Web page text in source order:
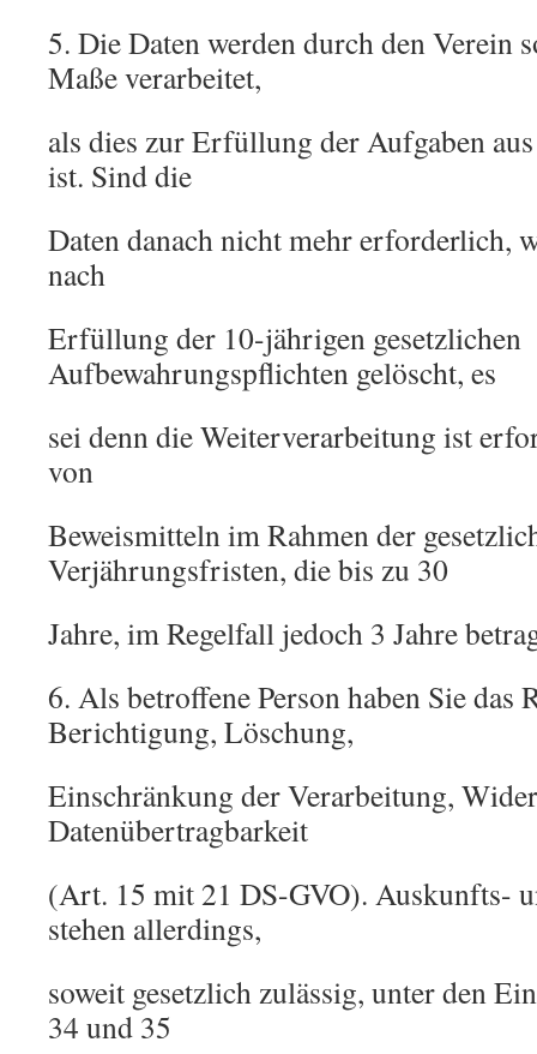
5. Die Daten werden durch den Verein
Maße verarbeitet,
als dies zur Erfüllung der Aufgaben
ist. Sind die
Daten danach nicht mehr erforderlich,
nach
Erfüllung der 10-jährigen gesetzlichen
Aufbewahrungspflichten gelöscht, es
sei denn die Weiterverarbeitung ist
von
Beweismitteln im Rahmen der
Verjährungsfristen, die bis zu 30
Jahre, im Regelfall jedoch 3 Jahre
6. Als betroffene Person haben Sie das
Berichtigung, Löschung,
Einschränkung der Verarbeitung,
Datenübertragbarkeit
(Art. 15 mit 21 DS-GVO). Auskunfts-
stehen allerdings,
soweit gesetzlich zulässig, unter den
34 und 35